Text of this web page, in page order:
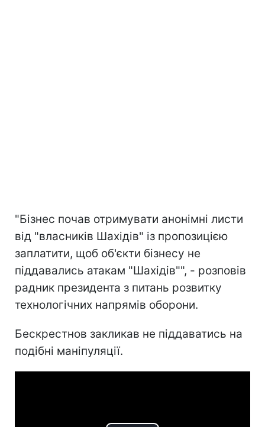
"Бізнес почав отримувати анонімні листи
від "власників Шахідів" із пропозицією
заплатити, щоб об'єкти бізнесу не
піддавались атакам "Шахідів"", - розповів
радник президента з питань розвитку
технологічних напрямів оборони.
Бескрестнов закликав не піддаватись на
подібні маніпуляції.